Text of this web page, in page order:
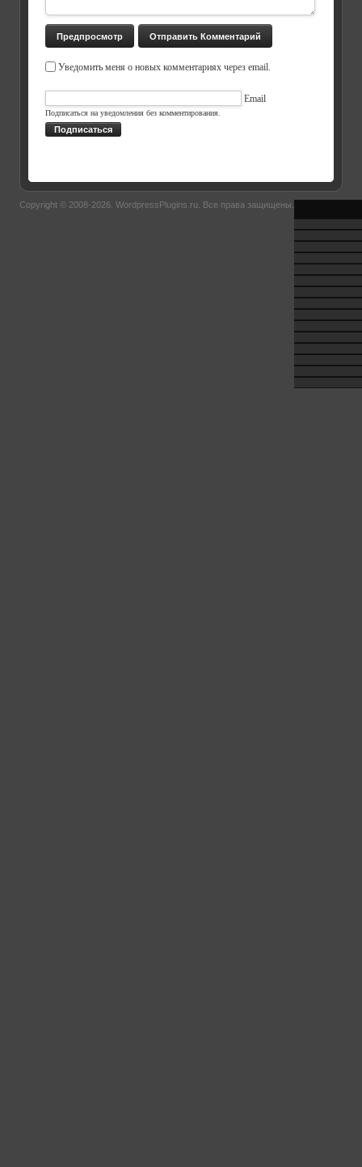
Уведомить меня о новых комментариях через email.
Email
Подписаться на уведомления без комментирования.
Подписаться
Copyright © 2008-2026. WordpressPlugins.ru . Все права защищены.